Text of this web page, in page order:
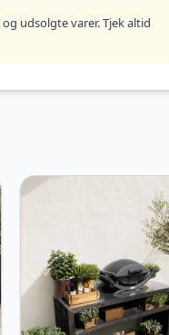
udsolgte varer. Tjek altid